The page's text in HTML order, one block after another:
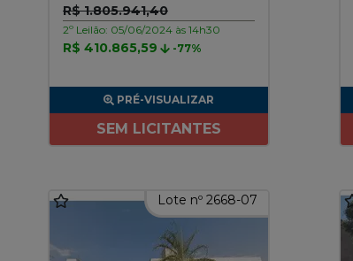
R$ 1.805.941,40
2º Leilão: 05/06/2024 às 14h30
R$ 410.865,59 -77%
PRÉ-VISUALIZAR
SEM LICITANTES
Lote nº 2668-07